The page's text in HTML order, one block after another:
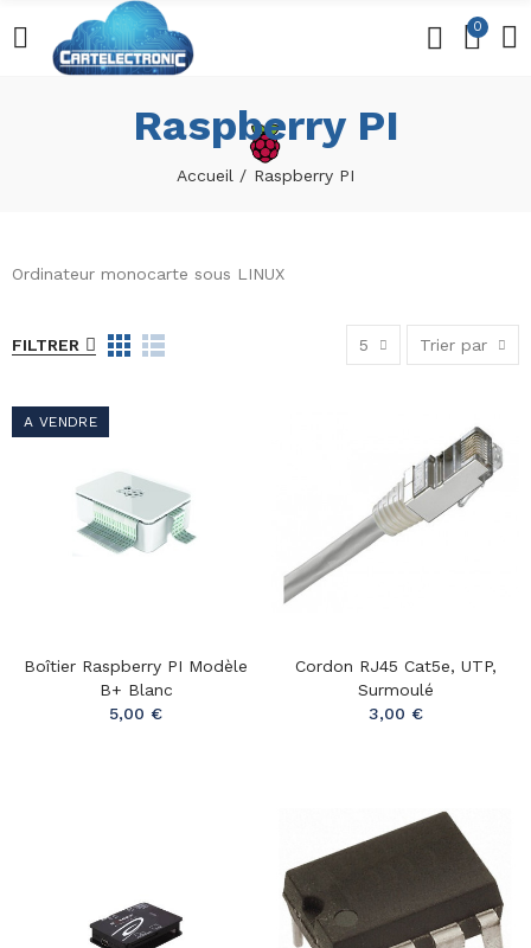
0
Raspberry PI
Accueil Raspberry PI
Ordinateur monocarte sous LINUX
FILTRER 5 Trier par
A VENDRE
Boîtier Raspberry PI Modèle
B+ Blanc
5,00 €
Cordon RJ45 Cat5e, UTP,
Surmoulé
3,00 €